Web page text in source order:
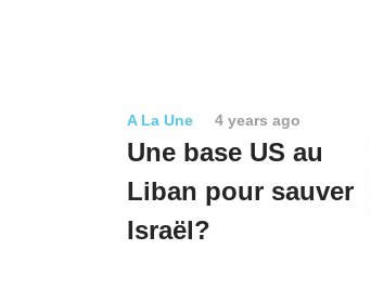
A La Une 4 years ago
Une base US au
Liban pour sauver
Israël?